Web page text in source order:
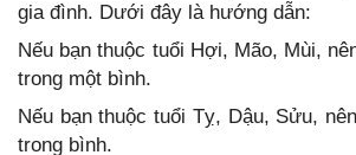
gia đình. Dưới đây là hướng dẫn:
Nếu bạn thuộc tuổi Hợi, Mão, Mùi,
trong một bình.
Nếu bạn thuộc tuổi Tỵ, Dậu, Sửu,
trong bình.